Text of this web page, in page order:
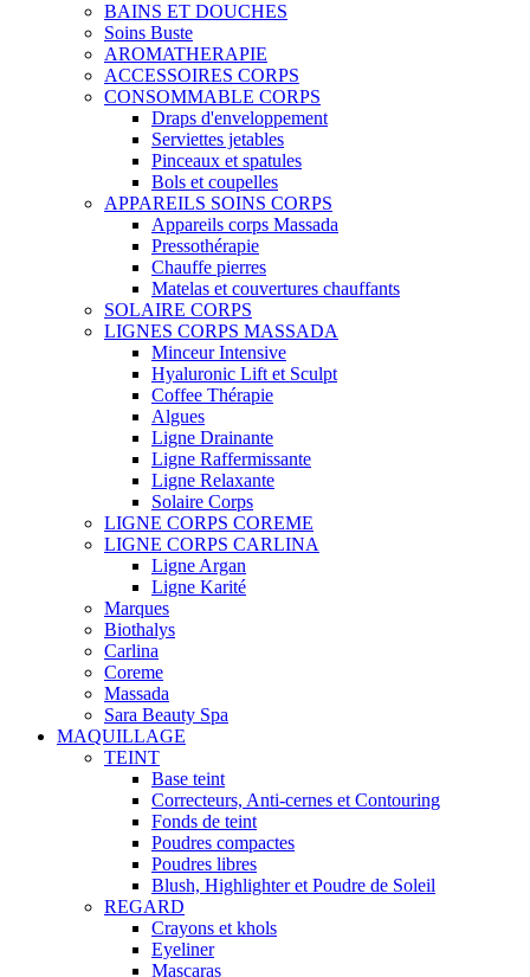
BAINS ET DOUCHES
Soins Buste
AROMATHERAPIE
ACCESSOIRES CORPS
CONSOMMABLE CORPS
Draps d'enveloppement
Serviettes jetables
Pinceaux et spatules
Bols et coupelles
APPAREILS SOINS CORPS
Appareils corps Massada
Pressothérapie
Chauffe pierres
Matelas et couvertures chauffants
SOLAIRE CORPS
LIGNES CORPS MASSADA
Minceur Intensive
Hyaluronic Lift et Sculpt
Coffee Thérapie
Algues
Ligne Drainante
Ligne Raffermissante
Ligne Relaxante
Solaire Corps
LIGNE CORPS COREME
LIGNE CORPS CARLINA
Ligne Argan
Ligne Karité
Marques
Biothalys
Carlina
Coreme
Massada
Sara Beauty Spa
MAQUILLAGE
TEINT
Base teint
Correcteurs, Anti-cernes et Contouring
Fonds de teint
Poudres compactes
Poudres libres
Blush, Highlighter et Poudre de Soleil
REGARD
Crayons et khols
Eyeliner
Mascaras